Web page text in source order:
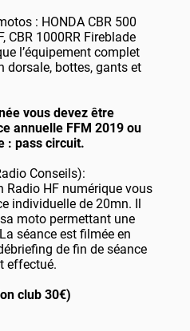
: HONDA CBR 500
CBR 1000RR Fireblade
l’équipement complet
dorsale, bottes, gants et
vous devez être
annuelle FFM 2019 ou
: pass circuit.
Conseils):
Radio HF numérique vous
individuelle de 20mn. Il
moto permettant une
séance est filmée en
de fin de séance
effectué.
club 30€)